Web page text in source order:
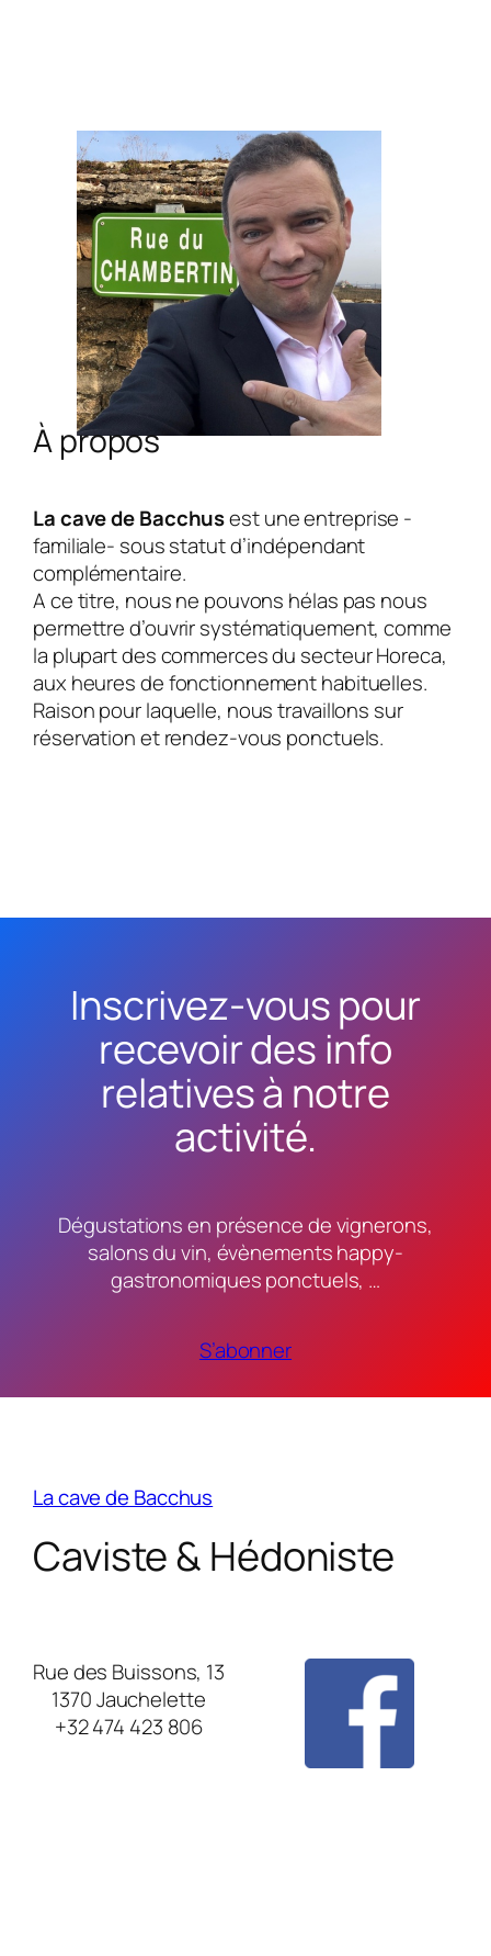
À propos
La cave de Bacchusest une entreprise -
familiale- sous statut d’indépendant
complémentaire.
A ce titre, nous ne pouvons hélas pas nous
permettre d’ouvrir systématiquement, comme
la plupart des commerces du secteur Horeca,
aux heures de fonctionnement habituelles.
Raison pour laquelle, nous travaillons sur
réservation et rendez-vous ponctuels.
Inscrivez-vous pour
recevoir des info
relatives à notre
activité.
Dégustations en présence de vignerons,
salons du vin, évènements happy-
gastronomiques ponctuels, …
S’abonner
La cave de Bacchus
Caviste & Hédoniste
Rue des Buissons, 13
1370 Jauchelette
+32 474 423 806